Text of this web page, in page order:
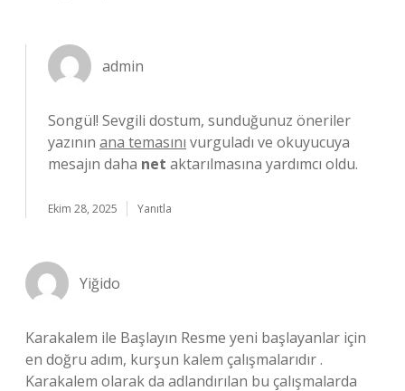
admin
Songül! Sevgili dostum, sunduğunuz öneriler
yazının ana temasını vurguladı ve okuyucuya
mesajın daha net aktarılmasına yardımcı oldu.
Ekim 28, 2025 Yanıtla
Yiğido
Karakalem ile Başlayın Resme yeni başlayanlar için
en doğru adım, kurşun kalem çalışmalarıdır .
Karakalem olarak da adlandırılan bu çalışmalarda